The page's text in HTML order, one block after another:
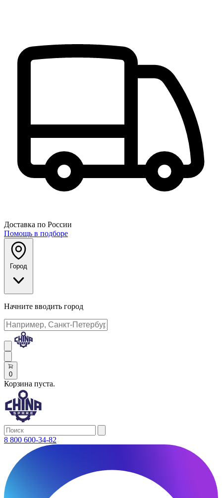
Доставка по России
Помощь в подборе
Город
Начните вводить город
0
Корзина пуста.
8 800 600-34-82